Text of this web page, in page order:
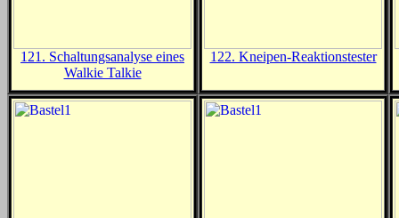
121. Schaltungsanalyse eines
Walkie Talkie
122. Kneipen-Reaktionstester